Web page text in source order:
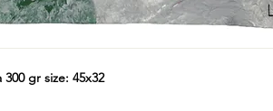
gr size: 45x32